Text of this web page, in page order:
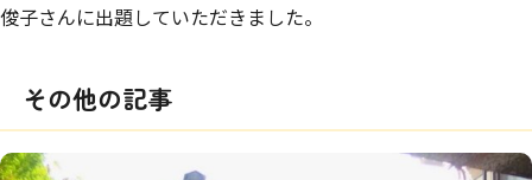
俊子さんに出題していただきました。
その他の記事